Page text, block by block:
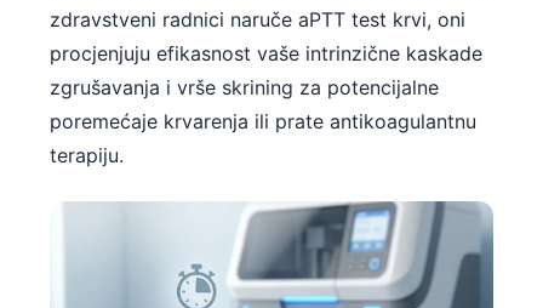
zdravstveni radnici naruče aPTT test krvi, oni
procjenjuju efikasnost vaše intrinzične kaskade
zgrušavanja i vrše skrining za potencijalne
poremećaje krvarenja ili prate antikoagulantnu
terapiju.